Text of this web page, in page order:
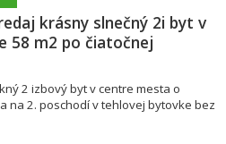
krásny slnečný 2i byt v
58 m2 po čiatočnej
2 izbový byt v centre mesta o
na 2. poschodí v tehlovej bytovke bez